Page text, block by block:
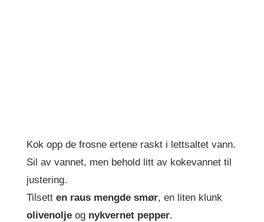
Kok opp de frosne ertene raskt i lettsaltet vann.
Sil av vannet, men behold litt av kokevannet til
justering.
Tilsett en raus mengde smør, en liten klunk
olivenolje og nykvernet pepper.